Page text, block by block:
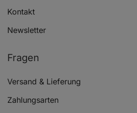
Kontakt
Newsletter
Fragen
Versand & Lieferung
Zahlungsarten